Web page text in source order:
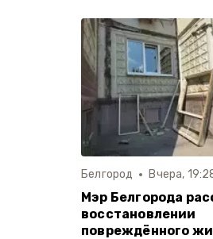
Белгород Вчера,
Мэр Белгорода
восстановлении
повреждённого